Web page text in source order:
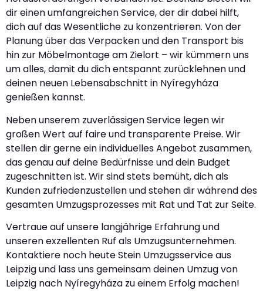
dir einen umfangreichen Service, der dir dabei hilft,
dich auf das Wesentliche zu konzentrieren. Von der
Planung über das Verpacken und den Transport bis
hin zur Möbelmontage am Zielort – wir kümmern uns
um alles, damit du dich entspannt zurücklehnen und
deinen neuen Lebensabschnitt in Nyíregyháza
genießen kannst.
Neben unserem zuverlässigen Service legen wir
großen Wert auf faire und transparente Preise. Wir
stellen dir gerne ein individuelles Angebot zusammen,
das genau auf deine Bedürfnisse und dein Budget
zugeschnitten ist. Wir sind stets bemüht, dich als
Kunden zufriedenzustellen und stehen dir während des
gesamten Umzugsprozesses mit Rat und Tat zur Seite.
Vertraue auf unsere langjährige Erfahrung und
unseren exzellenten Ruf als Umzugsunternehmen.
Kontaktiere noch heute Stein Umzugsservice aus
Leipzig und lass uns gemeinsam deinen Umzug von
Leipzig nach Nyíregyháza zu einem Erfolg machen!